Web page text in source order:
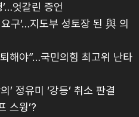
엇갈린 증언
구’…지도부 성토장 된 與 의
해야”…국민의힘 최고위 난타
’ 정유미 ‘강등’ 취소 판결
스윙’?